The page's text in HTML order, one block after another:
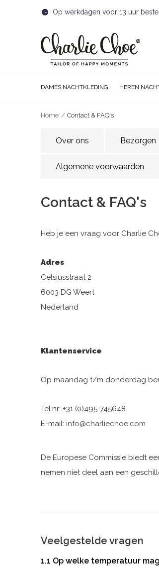
DAMES NACHTKLEDING HEREN
Op werkdagen voor 13 uur
Home Contact & FAQ's
Over ons Bezorgen
Algemene voorwaarden
Contact & FAQ's
Heb je een vraag voor Charlie
Adres
Celsiusstraat 2
6003 DG Weert
Nederland
Klantenservice
Op maandag t/m donderdag
Tel.nr: +31 (0)495-745648
E-mail: info@charliechoe.com
De Europese Commissie biedt
nemen niet deel aan een
Veelgestelde vragen
1.1 Op welke temperatuur